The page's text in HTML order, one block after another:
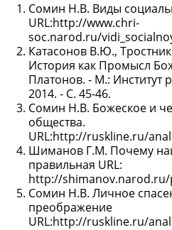
Сомин Н.В. Виды
URL:http://www.chri-
soc.narod.ru/
Катасонов В.Ю.,
История как Промысл
Платонов. - М.: Институт
2014. - С. 45-46.
Сомин Н.В. Божеское и
общества.
URL:http://ruskline.ru/
Шиманов Г.М. Почему
правильная URL:
http://shimanov.narod.ru/
Сомин Н.В. Личное
преображение
URL:http://ruskline.ru/